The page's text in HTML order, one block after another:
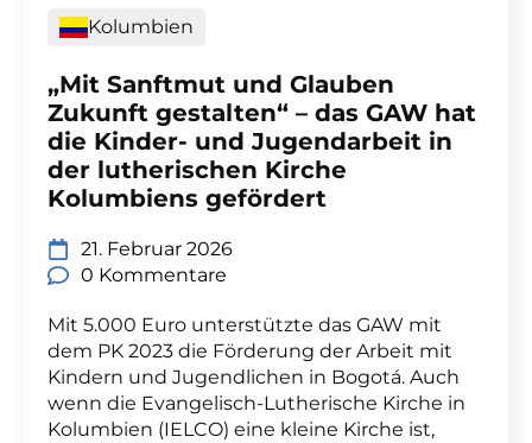
Kolumbien
„Mit Sanftmut und Glauben
Zukunft gestalten“ – das GAW hat
die Kinder- und Jugendarbeit in
der lutherischen Kirche
Kolumbiens gefördert
21. Februar 2026
0 Kommentare
Mit 5.000 Euro unterstützte das GAW mit
dem PK 2023 die Förderung der Arbeit mit
Kindern und Jugendlichen in Bogotá. Auch
wenn die Evangelisch-Lutherische Kirche in
Kolumbien (IELCO) eine kleine Kirche ist,